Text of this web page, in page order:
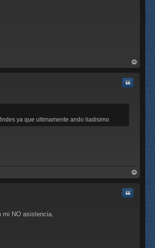
rri
ba
Citar
ya que ultimamente ando liadisimo
rri
ba
Citar
NO asistencia.